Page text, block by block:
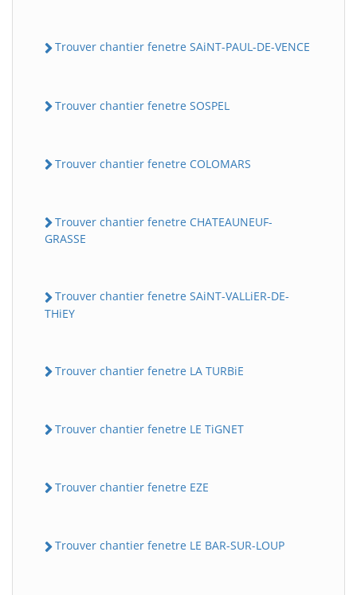
Trouver chantier fenetre SAiNT-PAUL-DE-VENCE
Trouver chantier fenetre SOSPEL
Trouver chantier fenetre COLOMARS
Trouver chantier fenetre CHATEAUNEUF-
GRASSE
Trouver chantier fenetre SAiNT-VALLiER-DE-
THiEY
Trouver chantier fenetre LA TURBiE
Trouver chantier fenetre LE TiGNET
Trouver chantier fenetre EZE
Trouver chantier fenetre LE BAR-SUR-LOUP